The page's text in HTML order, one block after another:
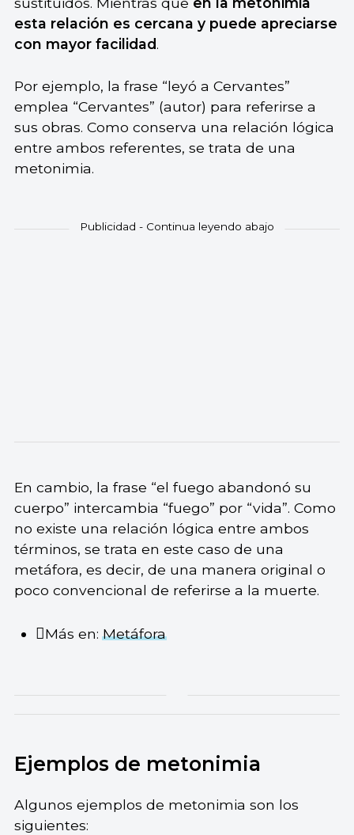
esta relación es cercana y puede apreciarse
con mayor facilidad.
Por ejemplo, la frase “leyó a Cervantes”
emplea “Cervantes” (autor) para referirse a
sus obras. Como conserva una relación lógica
entre ambos referentes, se trata de una
metonimia.
En cambio, la frase “el fuego abandonó su
cuerpo” intercambia “fuego” por “vida”. Como
no existe una relación lógica entre ambos
términos, se trata en este caso de una
metáfora, es decir, de una manera original o
poco convencional de referirse a la muerte.
Más en:Metáfora
Ejemplos de metonimia
Algunos ejemplos de metonimia son los
siguientes: